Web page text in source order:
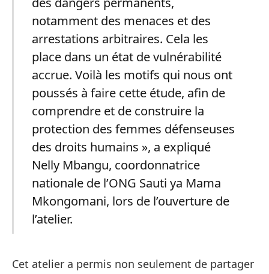
notamment des menaces et des
arrestations arbitraires. Cela les
place dans un état de vulnérabilité
accrue. Voilà les motifs qui nous ont
poussés à faire cette étude, afin de
comprendre et de construire la
protection des femmes défenseuses
des droits humains », a expliqué
Nelly Mbangu, coordonnatrice
nationale de l’ONG Sauti ya Mama
Mkongomani, lors de l’ouverture de
l’atelier.
Cet atelier a permis non seulement de partager